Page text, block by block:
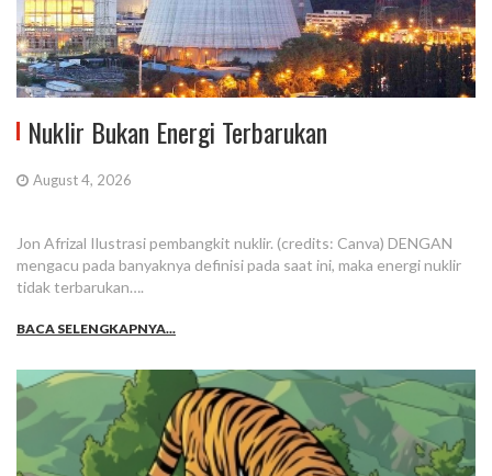
Nuklir Bukan Energi Terbarukan
August 4, 2026
Jon Afrizal Ilustrasi pembangkit nuklir. (credits: Canva) DENGAN
mengacu pada banyaknya definisi pada saat ini, maka energi nuklir
tidak terbarukan….
BACA SELENGKAPNYA...